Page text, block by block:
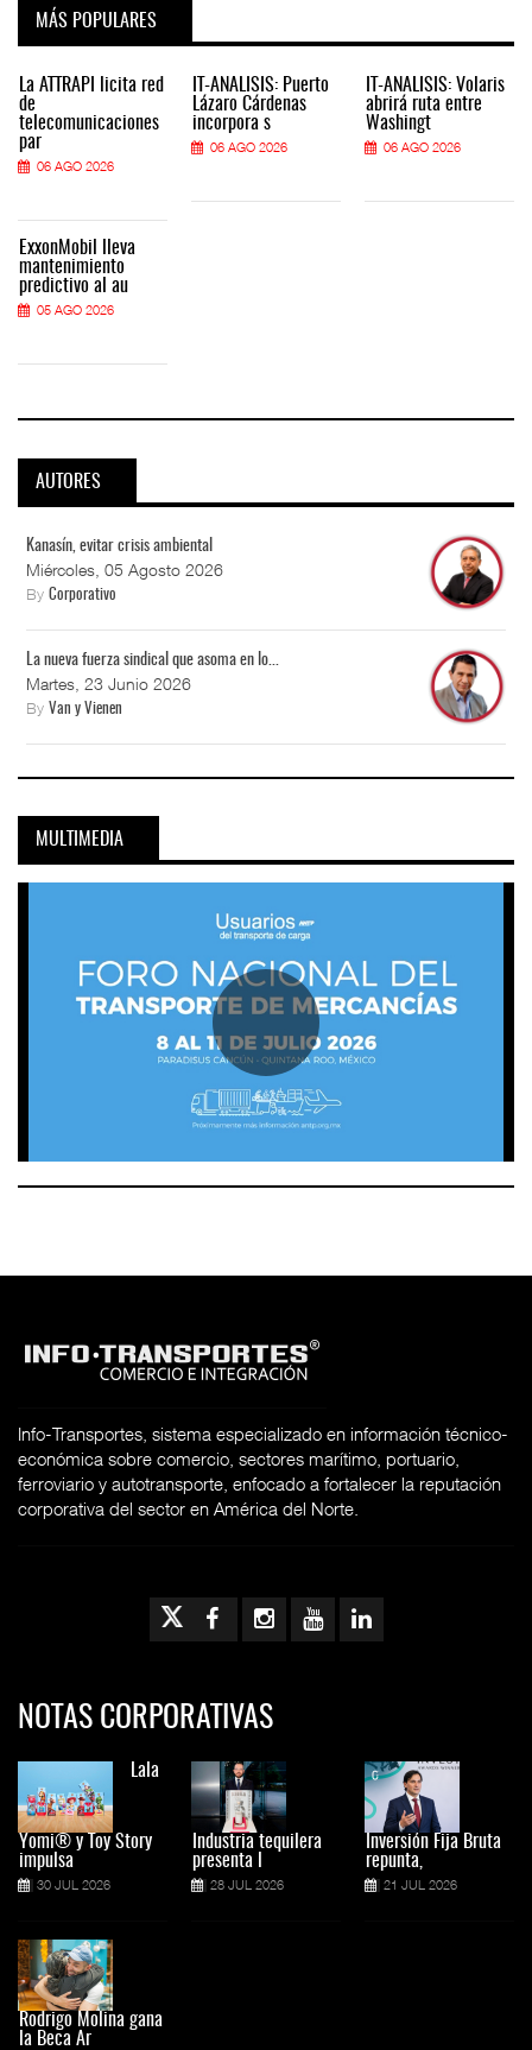
MÁS POPULARES
La ATTRAPI licita red
de
telecomunicaciones
par
06 AGO 2026
ExxonMobil lleva
mantenimiento
predictivo al au
05 AGO 2026
IT-ANÁLISIS: Puerto
Lázaro Cárdenas
incorpora s
06 AGO 2026
IT-ANÁLISIS: Volaris
abrirá ruta entre
Washingt
06 AGO 2026
AUTORES
Kanasín, evitar crisis ambiental
Miércoles, 05 Agosto 2026
By Corporativo
La nueva fuerza sindical que asoma en lo...
Martes, 23 Junio 2026
By Van y Vienen
MULTIMEDIA
Info-Transportes, sistema especializado en información técnico-
económica sobre comercio, sectores marítimo, portuario,
ferroviario y autotransporte, enfocado a fortalecer la reputación
corporativa del sector en América del Norte.
NOTAS CORPORATIVAS
Lala
Yomi® y Toy Story
impulsa
30 JUL 2026
Rodrigo Molina gana
la Beca Ar
Industria tequilera
presenta l
28 JUL 2026
Inversión Fija Bruta
repunta,
21 JUL 2026